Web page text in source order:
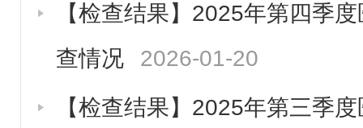
【检查结果】2025年第四季
查情况
2026-01-20
【检查结果】2025年第三季